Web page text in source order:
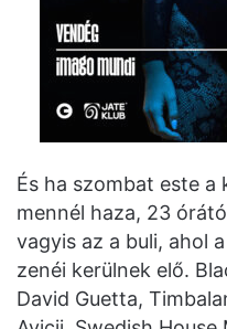
És ha szombat este
mennél haza, 23
vagyis az a buli, ahol
zenéi kerülnek elő.
David Guetta,